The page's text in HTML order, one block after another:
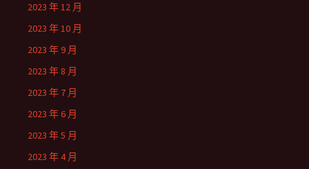
2023 年 12 月
2023 年 10 月
2023 年 9 月
2023 年 8 月
2023 年 7 月
2023 年 6 月
2023 年 5 月
2023 年 4 月